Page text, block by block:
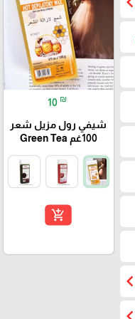
chevron_left
10 ₪
شيفي رول مزيل شعر
100غم Green Tea
add_shopping_cart